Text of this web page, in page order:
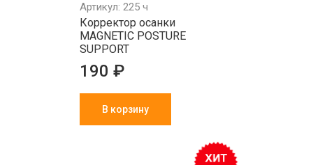
Артикул: 225 ч
Корректор осанки
MAGNETIC POSTURE
SUPPORT
190 ₽
В корзину